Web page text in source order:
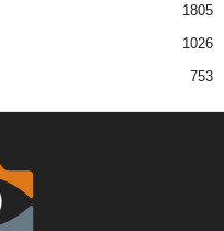
1805
1026
753